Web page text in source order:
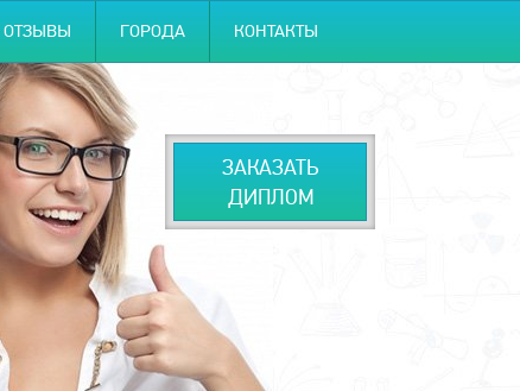
ОТЗЫВЫ ГОРОДА КОНТАКТЫ
ЗАКАЗАТЬ
ДИПЛОМ